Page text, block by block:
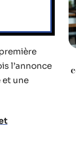
l’annonce
et une